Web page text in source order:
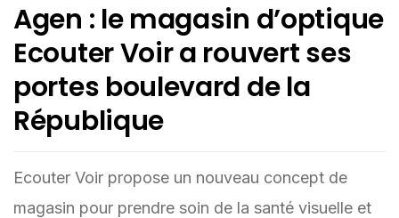
Agen : le magasin d’optique
Ecouter Voir a rouvert ses
portes boulevard de la
République
Ecouter Voir propose un nouveau concept de
magasin pour prendre soin de la santé visuelle et